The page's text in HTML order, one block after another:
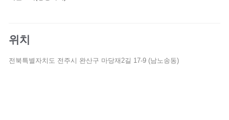
위치
전북특별자치도 전주시 완산구 마당재2길 17-9 (남노송동)